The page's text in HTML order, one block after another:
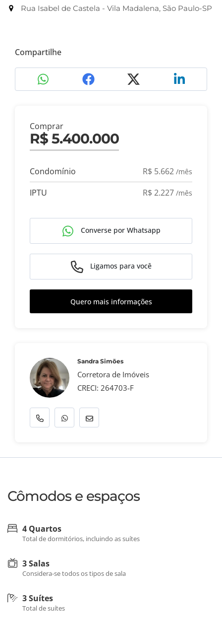
Rua Isabel de Castela - Vila Madalena, São Paulo-SP
Compartilhe
Comprar
R$ 5.400.000
Condomínio R$ 5.662 /mês
IPTU R$ 2.227 /mês
Converse por Whatsapp
Ligamos para você
Quero mais informações
Sandra Simões
Corretora de Imóveis
CRECI: 264703-F
Cômodos e espaços
4 Quartos
Total de dormitórios, incluindo as suítes
3 Salas
Considera-se todos os tipos de sala
3 Suítes
Total de suítes